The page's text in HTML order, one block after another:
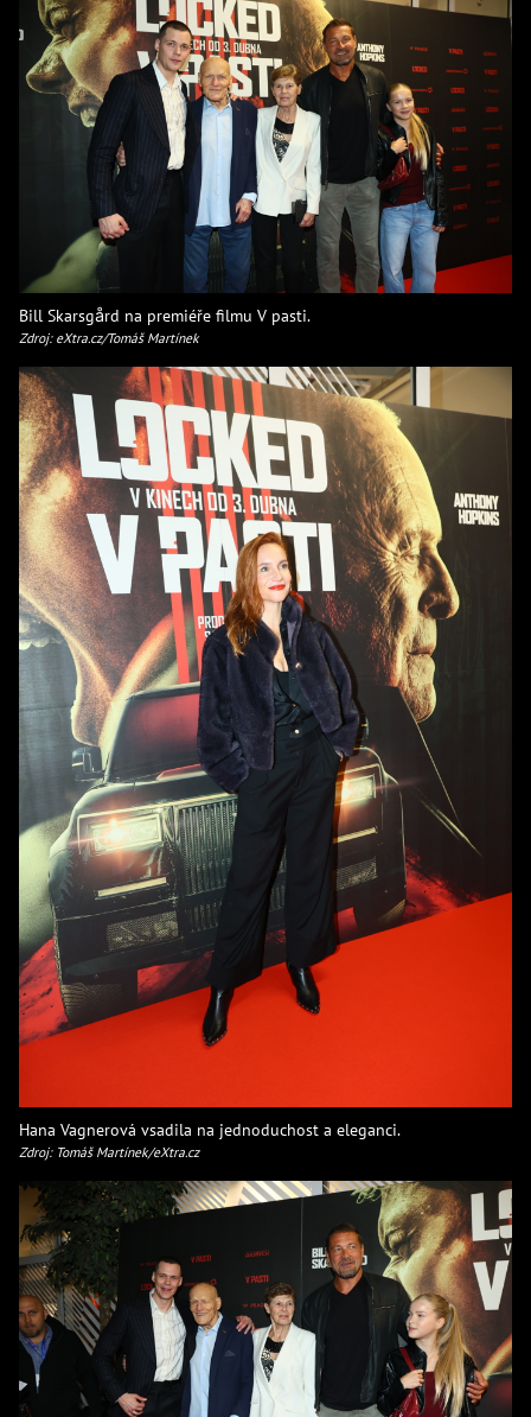
Bill Skarsgård na premiéře filmu V pasti.
Zdroj: eXtra.cz/Tomáš Martínek
Hana Vagnerová vsadila na jednoduchost a eleganci.
Zdroj: Tomáš Martínek/eXtra.cz